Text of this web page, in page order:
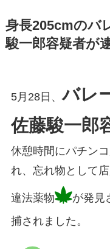
身長205cmのバ
駿一郎容疑者が
5月28日、バレ
佐藤駿一郎
休憩時間にパチン
れ、忘れ物として
違法薬物
が発見
捕されました。